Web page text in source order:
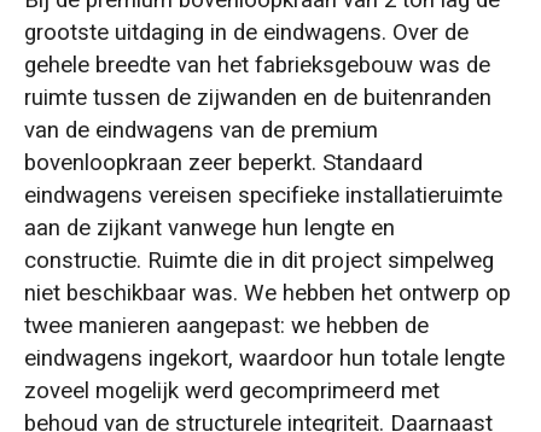
grootste uitdaging in de eindwagens. Over de
gehele breedte van het fabrieksgebouw was de
ruimte tussen de zijwanden en de buitenranden
van de eindwagens van de premium
bovenloopkraan zeer beperkt. Standaard
eindwagens vereisen specifieke installatieruimte
aan de zijkant vanwege hun lengte en
constructie. Ruimte die in dit project simpelweg
niet beschikbaar was. We hebben het ontwerp op
twee manieren aangepast: we hebben de
eindwagens ingekort, waardoor hun totale lengte
zoveel mogelijk werd gecomprimeerd met
behoud van de structurele integriteit. Daarnaast